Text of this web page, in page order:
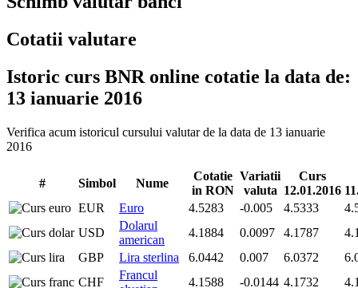
Cotatii valutare
Istoric curs BNR online cotatie la data de:
13 ianuarie 2016
Verifica acum istoricul cursului valutar de la data de 13 ianuarie
2016
# Simbol Nume
Cotatie
in RON
Variatii
valuta
Curs
12.01.2016
EUR
Euro 4.5283 -0.005 4.5333
USD
Dolarul
american
4.1884 0.0097 4.1787
GBP
Lira sterlina 6.0442 0.007 6.0372
CHF
Francul
4.1588 -0.0144 4.1732